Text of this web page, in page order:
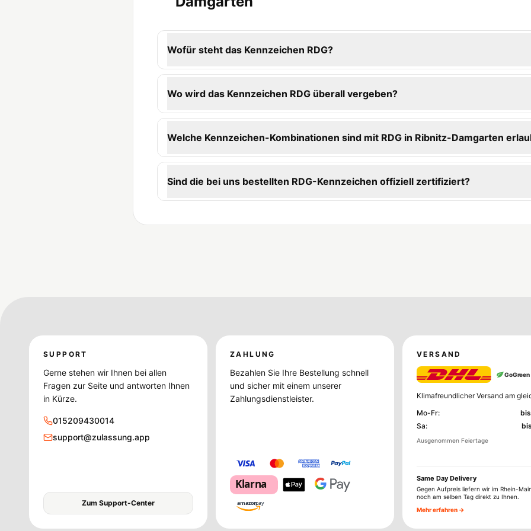
Wofür steht das Kennzeichen RDG?
Wo wird das Kennzeichen RDG überall vergeben?
Welche Kennzeichen-Kombinationen sind mit RDG in Ribnitz-Damgarten
Sind die bei uns bestellten RDG-Kennzeichen offiziell zertifiziert?
SUPPORT
Gerne stehen wir Ihnen bei allen
Fragen zur Seite und antworten Ihnen
in Kürze.
015209430014
support@zulassung.app
Zum Support-Center
ZAHLUNG
Bezahlen Sie Ihre Bestellung schnell
und sicher mit einem unserer
Zahlungsdienstleister.
Klarna
amazonpay
VERSAND
GoGreen
Klimafreundlicher Versand am
Mo-Fr:
Sa:
Ausgenommen Feiertage
Same Day Delivery
Gegen Aufpreis liefern wir im Rhein-
noch am selben Tag direkt zu Ihnen.
Mehr erfahren →